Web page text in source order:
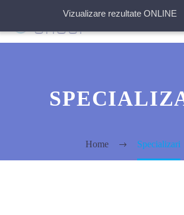
Vizualizare rezultate ONLINE
Home Specializari